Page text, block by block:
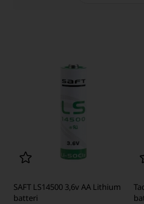
SAFT LS14500 3,6v AA Lithium
batteri